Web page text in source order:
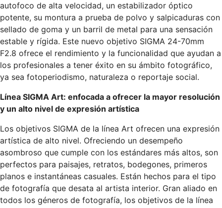
autofoco de alta velocidad, un estabilizador óptico
potente, su montura a prueba de polvo y salpicaduras con
sellado de goma y un barril de metal para una sensación
estable y rígida. Este nuevo objetivo SIGMA 24-70mm
F2.8 ofrece el rendimiento y la funcionalidad que ayudan a
los profesionales a tener éxito en su ámbito fotográfico,
ya sea fotoperiodismo, naturaleza o reportaje social.
Línea SIGMA Art: enfocada a ofrecer la mayor resolución
y un alto nivel de expresión artística
Los objetivos SIGMA de la línea Art ofrecen una expresión
artística de alto nivel. Ofreciendo un desempeño
asombroso que cumple con los estándares más altos, son
perfectos para paisajes, retratos, bodegones, primeros
planos e instantáneas casuales. Están hechos para el tipo
de fotografía que desata al artista interior. Gran aliado en
todos los géneros de fotografía, los objetivos de la línea